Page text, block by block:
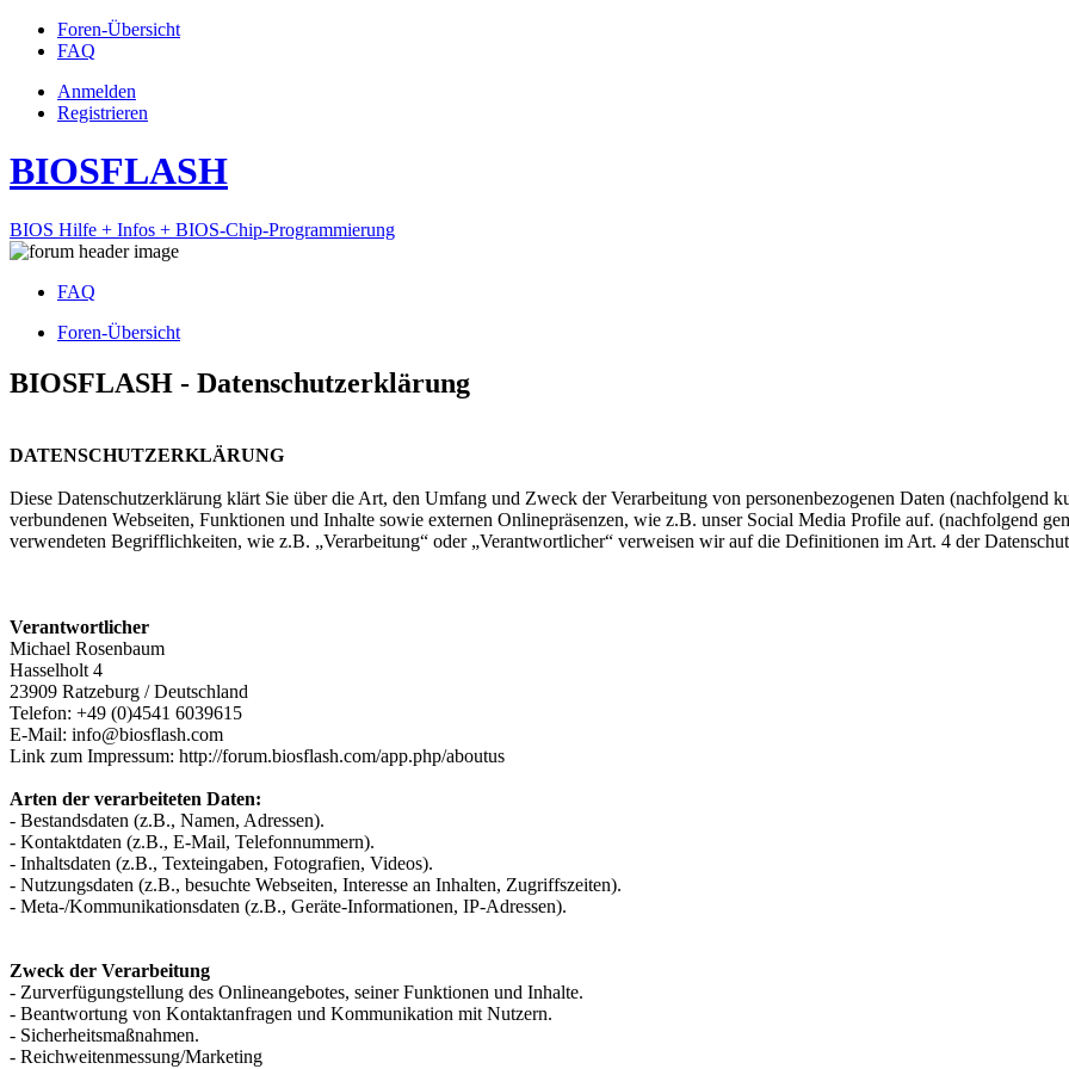
Foren-Übersicht
FAQ
Anmelden
Registrieren
BIOSFLASH
BIOS Hilfe + Infos + BIOS-Chip-Programmierung
FAQ
Foren-Übersicht
BIOSFLASH - Datenschutzerklärung
DATENSCHUTZERKLÄRUNG
Diese Datenschutzerklärung klärt Sie über die Art, den Umfang und Zweck der Verarbeitung von personenbezogenen Daten (nachfolgend
verbundenen Webseiten, Funktionen und Inhalte sowie externen Onlinepräsenzen, wie z.B. unser Social Media Profile auf. (nachfolgend
verwendeten Begrifflichkeiten, wie z.B. „Verarbeitung“ oder „Verantwortlicher“ verweisen wir auf die Definitionen im Art. 4 der
Verantwortlicher
Michael Rosenbaum
Hasselholt 4
23909 Ratzeburg / Deutschland
Telefon: +49 (0)4541 6039615
E-Mail: info@biosflash.com
Link zum Impressum: http://forum.biosflash.com/app.php/aboutus
Arten der verarbeiteten Daten:
- Bestandsdaten (z.B., Namen, Adressen).
- Kontaktdaten (z.B., E-Mail, Telefonnummern).
- Inhaltsdaten (z.B., Texteingaben, Fotografien, Videos).
- Nutzungsdaten (z.B., besuchte Webseiten, Interesse an Inhalten, Zugriffszeiten).
- Meta-/Kommunikationsdaten (z.B., Geräte-Informationen, IP-Adressen).
Zweck der Verarbeitung
- Zurverfügungstellung des Onlineangebotes, seiner Funktionen und Inhalte.
- Beantwortung von Kontaktanfragen und Kommunikation mit Nutzern.
- Sicherheitsmaßnahmen.
- Reichweitenmessung/Marketing